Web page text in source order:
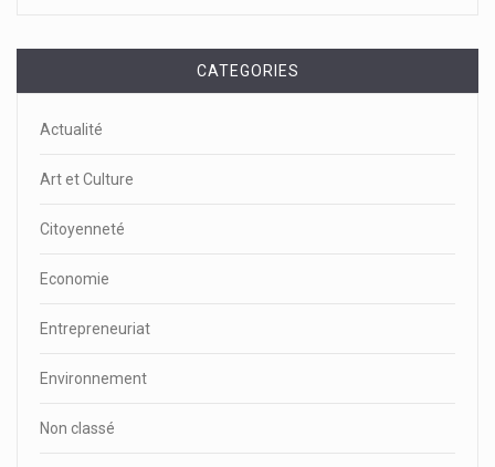
CATEGORIES
Actualité
Art et Culture
Citoyenneté
Economie
Entrepreneuriat
Environnement
Non classé